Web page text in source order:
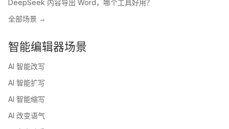
DeepSeek 内容导出 Word，哪个工具好用？
全部场景 →
智能编辑器场景
AI 智能改写
AI 智能扩写
AI 智能缩写
AI 改变语气